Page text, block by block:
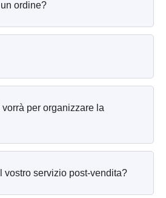
ordine?
per organizzare la
vostro servizio post-vendita?